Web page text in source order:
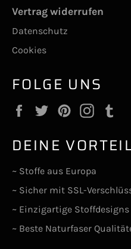
Vertrag widerrufen
Datenschutz
Cookies
FOLGE UNS
FacebookTwitterPinterest
DEINE
~ Stoffe aus Europa
~ Sicher mit SSL-
~ Einzigartige Stoffdesigns
~ Beste Naturfaser